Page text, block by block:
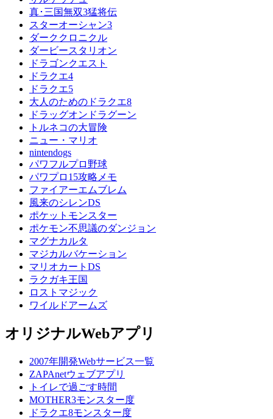
真･三国無双3猛将伝
スターオーシャン3
ダーククロニクル
ダービースタリオン
ドラゴンクエスト
ドラクエ4
ドラクエ5
大人のためのドラクエ8
ドラッグオンドラグーン
トルネコの大冒険
ニュー・マリオ
nintendogs
パワフルプロ野球
パワプロ15攻略メモ
ファイアーエムブレム
風来のシレンDS
ポケットモンスター
ポケモン不思議のダンジョン
マグナカルタ
マジカルバケーション
マリオカートDS
ラクガキ王国
ロストマジック
ワイルドアームズ
オリジナルWebアプリ
2007年開発Webサービス一覧
ZAPAnetウェブアプリ
トイレで過ごす時間
MOTHER3モンスター度
ドラクエ8モンスター度